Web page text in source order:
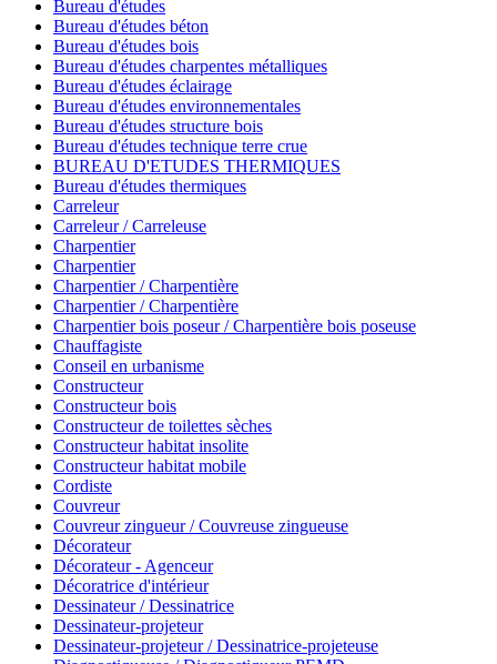
Bureau d'études
Bureau d'études béton
Bureau d'études bois
Bureau d'études charpentes métalliques
Bureau d'études éclairage
Bureau d'études environnementales
Bureau d'études structure bois
Bureau d'études technique terre crue
BUREAU D'ETUDES THERMIQUES
Bureau d'études thermiques
Carreleur
Carreleur / Carreleuse
Charpentier
Charpentier
Charpentier / Charpentière
Charpentier / Charpentière
Charpentier bois poseur / Charpentière bois poseuse
Chauffagiste
Conseil en urbanisme
Constructeur
Constructeur bois
Constructeur de toilettes sèches
Constructeur habitat insolite
Constructeur habitat mobile
Cordiste
Couvreur
Couvreur zingueur / Couvreuse zingueuse
Décorateur
Décorateur - Agenceur
Décoratrice d'intérieur
Dessinateur / Dessinatrice
Dessinateur-projeteur
Dessinateur-projeteur / Dessinatrice-projeteuse